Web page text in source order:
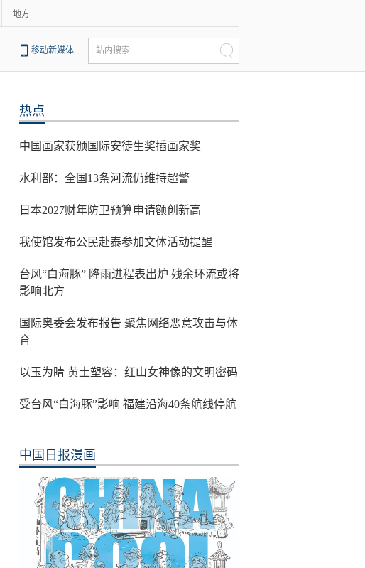
地方
移动新媒体 站内搜索
热点
中国画家获颁国际安徒生奖插画家奖
水利部：全国13条河流仍维持超警
日本2027财年防卫预算申请额创新高
我使馆发布公民赴泰参加文体活动提醒
台风“白海豚” 降雨进程表出炉 残余环流或将
影响北方
国际奥委会发布报告 聚焦网络恶意攻击与体
育
以玉为睛 黄土塑容：红山女神像的文明密码
受台风“白海豚”影响 福建沿海40条航线停航
中国日报漫画